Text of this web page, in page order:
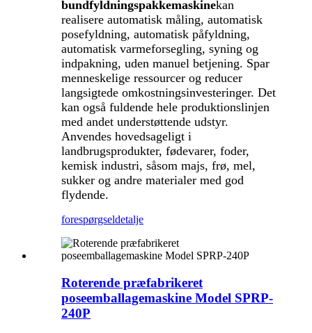
bundfyldningspakkemaskinekan
realisere automatisk måling, automatisk
posefyldning, automatisk påfyldning,
automatisk varmeforsegling, syning og
indpakning, uden manuel betjening. Spar
menneskelige ressourcer og reducer
langsigtede omkostningsinvesteringer. Det
kan også fuldende hele produktionslinjen
med andet understøttende udstyr.
Anvendes hovedsageligt i
landbrugsprodukter, fødevarer, foder,
kemisk industri, såsom majs, frø, mel,
sukker og andre materialer med god
flydende.
forespørgseldetalje
Roterende præfabrikeret
poseemballagemaskine Model SPRP-
240P